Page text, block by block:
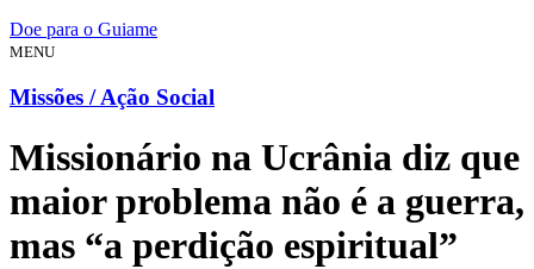
Doe para o Guiame
MENU
Missões / Ação Social
Missionário na Ucrânia diz que
maior problema não é a guerra,
mas “a perdição espiritual”